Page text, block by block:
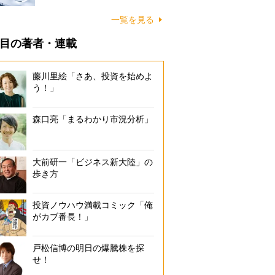
一覧を見る
の著者・連載
藤川里絵「さあ、投資を始めよ
う！」
森口亮「まるわかり市況分析」
大前研一「ビジネス新大陸」の
歩き方
投資ノウハウ満載コミック「俺
がカブ番長！」
戸松信博の明日の爆騰株を探
せ！